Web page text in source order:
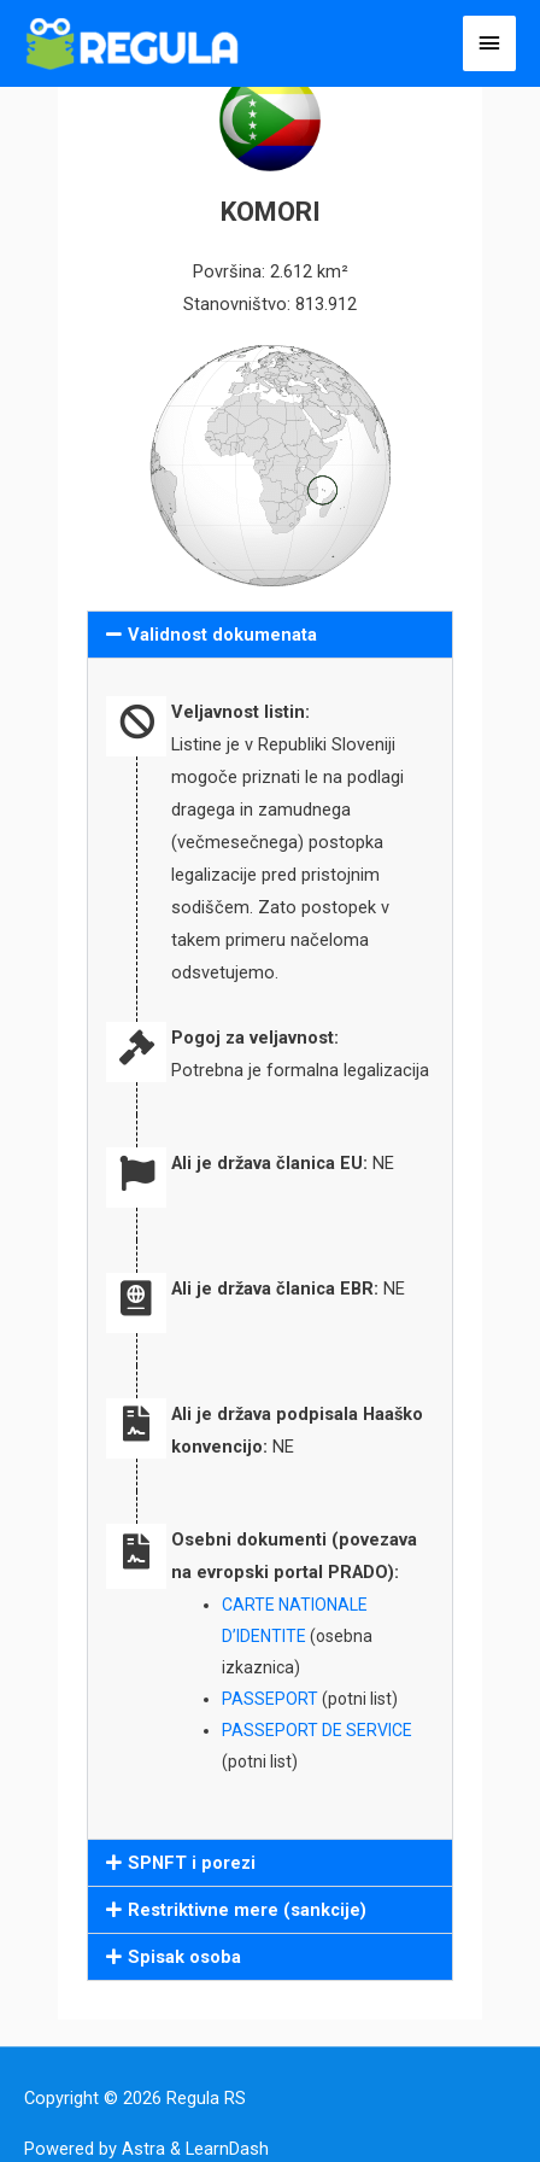
Пређи
KOMORI
Površina: 2.612 km²
Stanovništvo: 813.912
Validnost dokumenata
Veljavnost listin:
Listine je v Republiki Sloveniji
mogoče priznati le na podlagi
dragega in zamudnega
(večmesečnega) postopka
legalizacije pred pristojnim
sodiščem. Zato postopek v
takem primeru načeloma
odsvetujemo.
Pogoj za veljavnost:
Potrebna je formalna legalizacija
Ali je država članica EU:NE
Ali je država članica EBR:NE
Ali je država podpisala Haaško
konvencijo:NE
Osebni dokumenti (povezava
na evropski portal PRADO):
CARTE NATIONALE
D’IDENTITE (osebna
izkaznica)
PASSEPORT(potni list)
PASSEPORT DE SERVICE
(potni list)
SPNFT i porezi
Restriktivne mere (sankcije)
Spisak osoba
Copyright © 2026 Regula RS
Powered by Astra & LearnDash